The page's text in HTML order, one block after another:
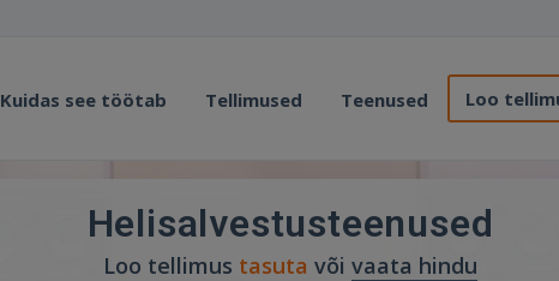
Kuidas see töötab Tellimused Teenused Loo
Helisalvestusteenused
Loo tellimus tasuta või vaata hindu